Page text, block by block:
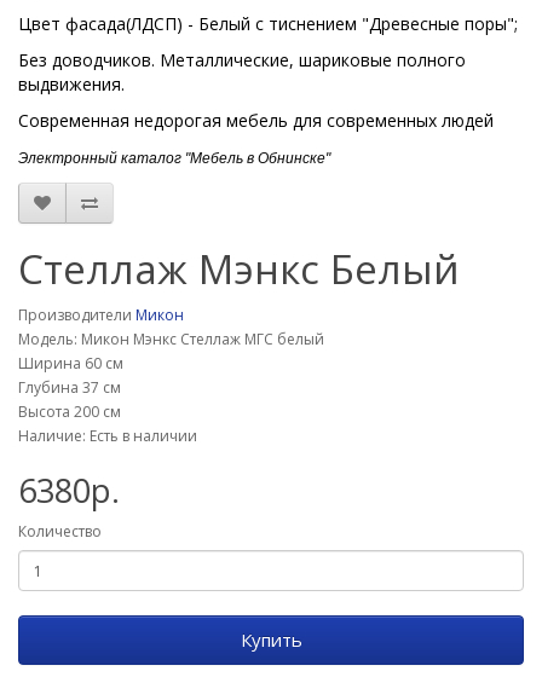
Цвет фасада(ЛДСП) - Белый с тиснением "Древесные поры";
Без доводчиков. Металлические, шариковые полного
выдвижения.
Современная недорогая мебель для современных людей
Электронный каталог "Мебель в Обнинске"
Стеллаж Мэнкс Белый
Производители Микон
Модель: Микон Мэнкс Стеллаж МГС белый
Ширина 60 см
Глубина 37 см
Высота 200 см
Наличие: Есть в наличии
6380р.
Количество
Купить